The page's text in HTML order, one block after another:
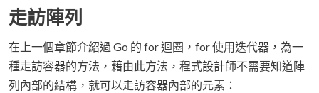
走訪陣列
在上一個章節介紹過 Go 的 for 迴圈，for 使用迭代器，為一
種走訪容器的方法，藉由此方法，程式設計師不需要知道陣
列內部的結構，就可以走訪容器內部的元素：